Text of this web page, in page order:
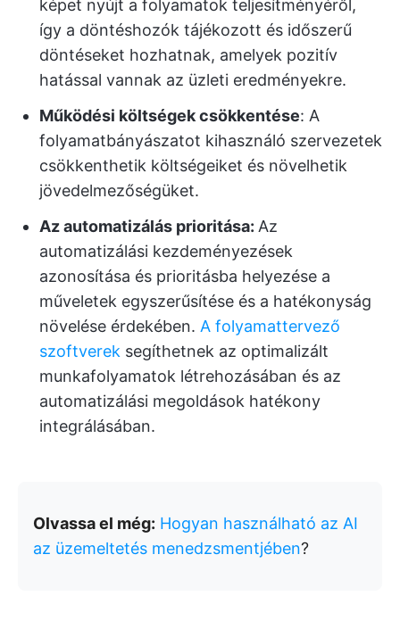
képet nyújt a folyamatok teljesítményéről,
így a döntéshozók tájékozott és időszerű
döntéseket hozhatnak, amelyek pozitív
hatással vannak az üzleti eredményekre.
Működési költségek csökkentése: A
folyamatbányászatot kihasználó szervezetek
csökkenthetik költségeiket és növelhetik
jövedelmezőségüket.
Az automatizálás prioritása: Az
automatizálási kezdeményezések
azonosítása és prioritásba helyezése a
műveletek egyszerűsítése és a hatékonyság
növelése érdekében. A folyamattervező
szoftverek segíthetnek az optimalizált
munkafolyamatok létrehozásában és az
automatizálási megoldások hatékony
integrálásában.
Olvassa el még: Hogyan használható az AI
az üzemeltetés menedzsmentjében?